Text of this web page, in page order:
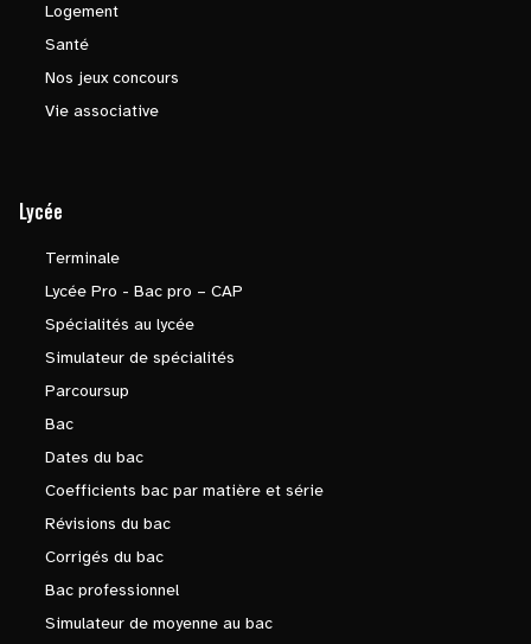
Logement
Santé
Nos jeux concours
Vie associative
Lycée
Terminale
Lycée Pro - Bac pro – CAP
Spécialités au lycée
Simulateur de spécialités
Parcoursup
Bac
Dates du bac
Coefficients bac par matière et série
Révisions du bac
Corrigés du bac
Bac professionnel
Simulateur de moyenne au bac